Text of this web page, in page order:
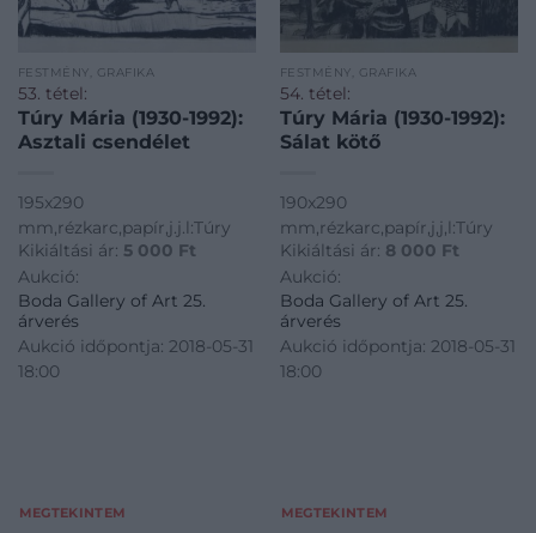
FESTMÉNY, GRAFIKA
53. tétel:
Túry Mária (1930-1992):
Asztali csendélet
195x290
mm,rézkarc,papír,j.j.l:Túry
Kikiáltási ár: 5 000 Ft
Aukció:
Boda Gallery of Art 25.
árverés
Aukció időpontja: 2018-05-31
18:00
MEGTEKINTEM
FESTMÉNY, GRAFIKA
54. tétel:
Túry Mária (1930-1992):
Sálat kötő
190x290
mm,rézkarc,papír,j,j,l:Túry
Kikiáltási ár: 8 000 Ft
Aukció:
Boda Gallery of Art 25.
árverés
Aukció időpontja: 2018-05-31
18:00
MEGTEKINTEM